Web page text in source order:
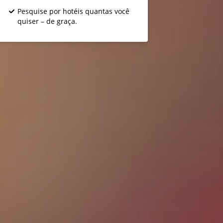
Pesquise por hotéis quantas você
quiser – de graça.